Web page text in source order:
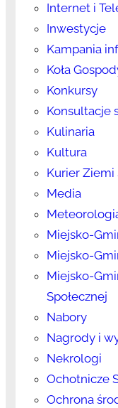
Internet i
Inwestycje
Kampania
Koła
Konkursy
Konsultacje
Kulinaria
Kultura
Kurier Ziemi
Media
Miejsko-
Miejsko-
Miejsko-
Społecznej
Nabory
Nagrody i
Nekrologi
Ochotnicze
Ochrona